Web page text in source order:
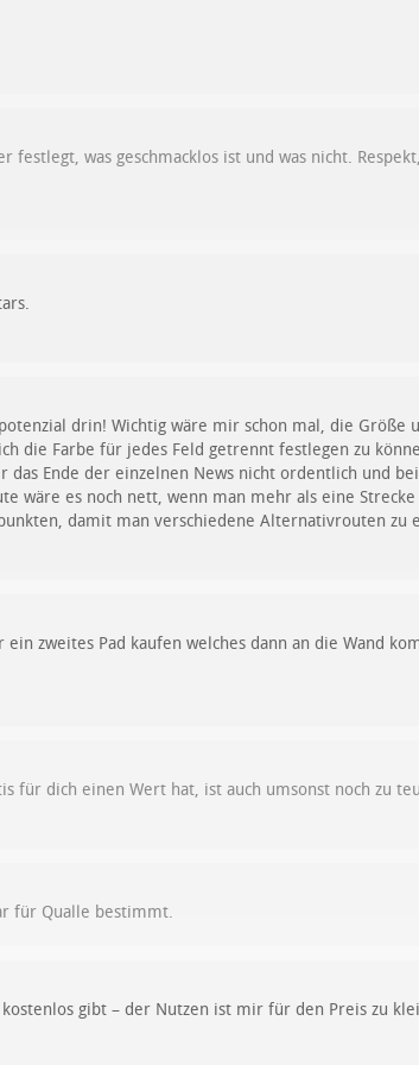
festlegt, was geschmacklos ist und was nicht.
drin! Wichtig wäre mir schon mal, die
die Farbe für jedes Feld getrennt festlegen zu
das Ende der einzelnen News nicht ordentlich und
wäre es noch nett, wenn man mehr als eine
damit man verschiedene Alternativrouten zu
zweites Pad kaufen welches dann an die Wand
für dich einen Wert hat, ist auch umsonst noch zu
für Qualle bestimmt.
gibt – der Nutzen ist mir für den Preis zu